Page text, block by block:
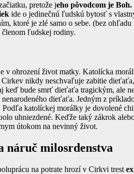
pretože jeho pôvodcom je Boh.
ide o jedinečnú ľudskú bytosť s
ktoré je zlé samo o sebe. (bez
ľudskej rodiny.
v ohrození život matky. Katolícka
Cirkev nikdy neschvaľuje zabitie
keď bude smrť dieťaťa tragickým, ale
dieťaťa. Jedným z
Podľa katolíckej morálky je dovolené
uhniezdené. Keďže taký zákrok
útokom na nevinný život.
náruč milosrdenstva
na potrate hrozí v Cirkvi trest